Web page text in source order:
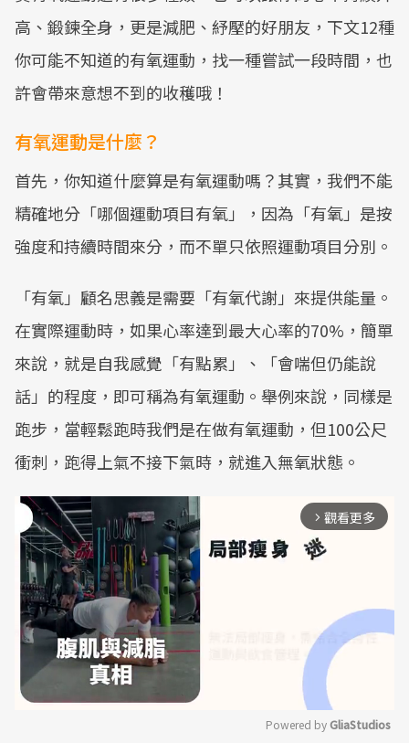
高、鍛鍊全身，更是減肥、紓壓的好朋友，下文12種
你可能不知道的有氧運動，找一種嘗試一段時間，也
許會帶來意想不到的收穫哦！
有氧運動是什麼？
首先，你知道什麼算是有氧運動嗎？其實，我們不能
精確地分「哪個運動項目有氧」，因為「有氧」是按
強度和持續時間來分，而不單只依照運動項目分別。
「有氧」顧名思義是需要「有氧代謝」來提供能量。
在實際運動時，如果心率達到最大心率的70%，簡單
來說，就是自我感覺「有點累」、「會喘但仍能說
話」的程度，即可稱為有氧運動。舉例來說，同樣是
跑步，當輕鬆跑時我們是在做有氧運動，但100公尺
衝刺，跑得上氣不接下氣時，就進入無氧狀態。
arrow_forward_ios 觀看更多
Powered by GliaStudios